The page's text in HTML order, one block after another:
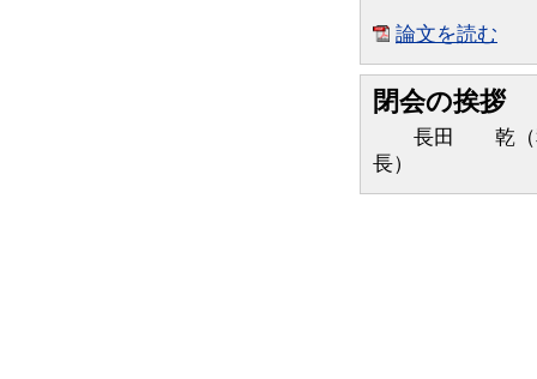
論文を読む
閉会の挨拶
長田 乾（秋
長）